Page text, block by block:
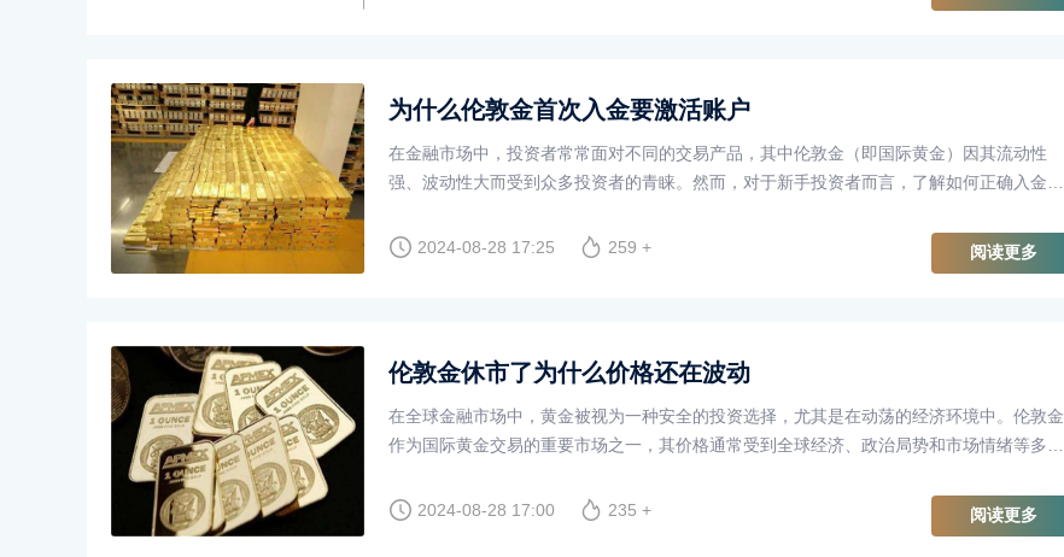
为什么伦敦金首次入金要激活账户
在金融市场中，投资者常常面对不同的交易产品，其中伦敦金（即国际黄金）因其流动性
强、波动性大而受到众多投资者的青睐。然而，对于新手投资者而言，了解如何正确入金、
要激活账户，以及这一过程的重要性。
2024-08-28 17:25 259 + 阅读更多
伦敦金休市了为什么价格还在波动
在全球金融市场中，黄金被视为一种安全的投资选择，尤其是在动荡的经济环境中。伦敦金
作为国际黄金交易的重要市场之一，其价格通常受到全球经济、政治局势和市场情绪等多种
后的原因究竟是什么？
2024-08-28 17:00 235 + 阅读更多